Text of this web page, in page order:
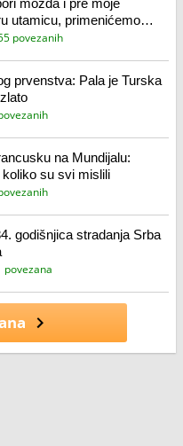
možda i pre moje
utamicu, primenićemo
povezanih
prvenstva: Pala je Turska
na Mundijalu:
su svi mislili
godišnjica stradanja Srba
povezana